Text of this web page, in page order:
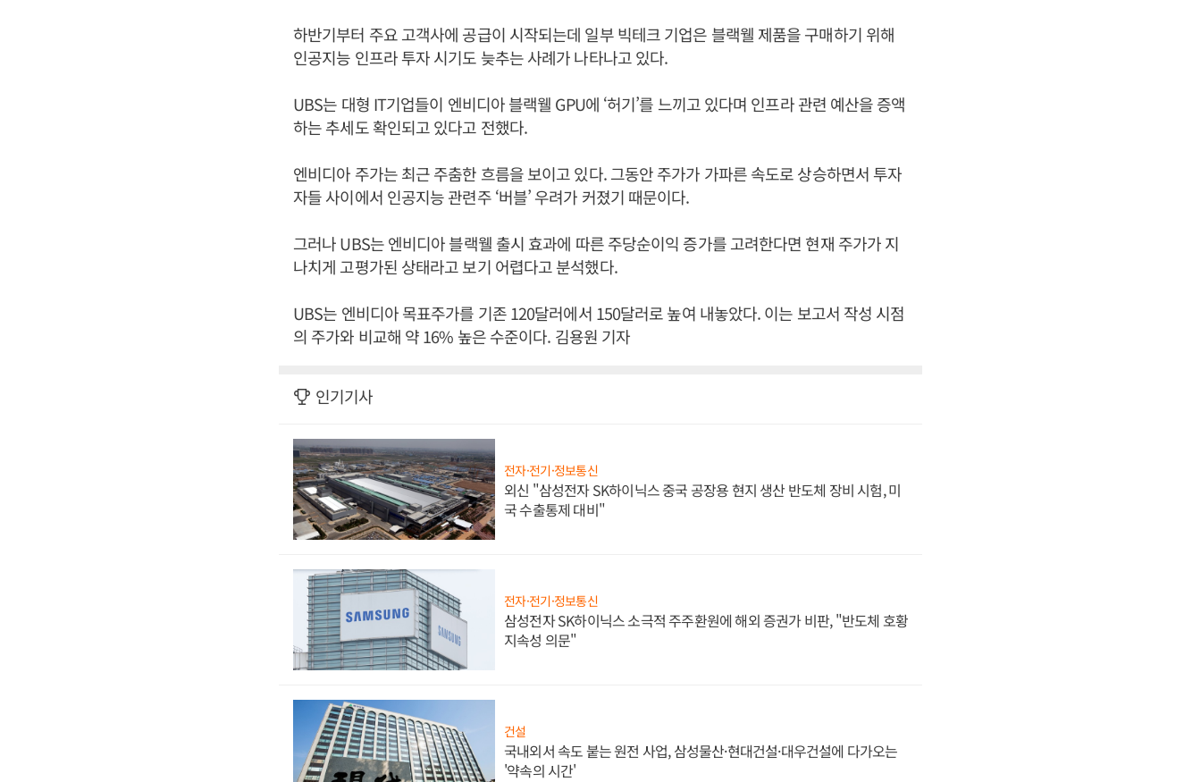
하반기부터 주요 고객사에 공급이 시작되는데 일부 빅테크 기업은 블랙웰 제품을 구매하기 위해
인공지능 인프라 투자 시기도 늦추는 사례가 나타나고 있다.
UBS는 대형 IT기업들이 엔비디아 블랙웰 GPU에 ‘허기’를 느끼고 있다며 인프라 관련 예산을 증액
하는 추세도 확인되고 있다고 전했다.
엔비디아 주가는 최근 주춤한 흐름을 보이고 있다. 그동안 주가가 가파른 속도로 상승하면서 투자
자들 사이에서 인공지능 관련주 ‘버블’ 우려가 커졌기 때문이다.
그러나 UBS는 엔비디아 블랙웰 출시 효과에 따른 주당순이익 증가를 고려한다면 현재 주가가 지
나치게 고평가된 상태라고 보기 어렵다고 분석했다.
UBS는 엔비디아 목표주가를 기존 120달러에서 150달러로 높여 내놓았다. 이는 보고서 작성 시점
의 주가와 비교해 약 16% 높은 수준이다. 김용원 기자
인기기사
전자·전기·정보통신
외신 "삼성전자 SK하이닉스 중국 공장용 현지 생산 반도체 장비 시험, 미
국 수출통제 대비"
전자·전기·정보통신
삼성전자 SK하이닉스 소극적 주주환원에 해외 증권가 비판, "반도체 호황
지속성 의문"
건설
국내외서 속도 붙는 원전 사업, 삼성물산·현대건설·대우건설에 다가오는
'약속의 시간'